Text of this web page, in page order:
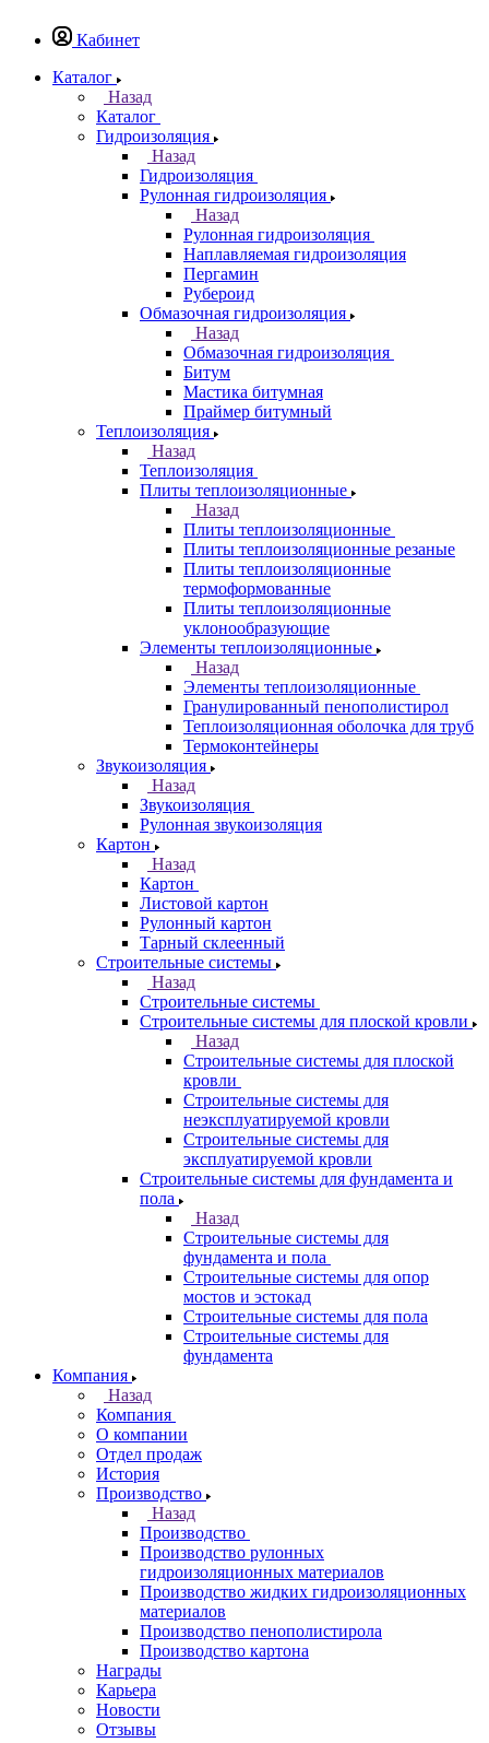
Кабинет
Каталог
Назад
Каталог
Гидроизоляция
Назад
Гидроизоляция
Рулонная гидроизоляция
Назад
Рулонная гидроизоляция
Наплавляемая гидроизоляция
Пергамин
Рубероид
Обмазочная гидроизоляция
Назад
Обмазочная гидроизоляция
Битум
Мастика битумная
Праймер битумный
Теплоизоляция
Назад
Теплоизоляция
Плиты теплоизоляционные
Назад
Плиты теплоизоляционные
Плиты теплоизоляционные резаные
Плиты теплоизоляционные
термоформованные
Плиты теплоизоляционные
уклонообразующие
Элементы теплоизоляционные
Назад
Элементы теплоизоляционные
Гранулированный пенополистирол
Теплоизоляционная оболочка для труб
Термоконтейнеры
Звукоизоляция
Назад
Звукоизоляция
Рулонная звукоизоляция
Картон
Назад
Картон
Листовой картон
Рулонный картон
Тарный склеенный
Строительные системы
Назад
Строительные системы
Строительные системы для плоской кровли
Назад
Строительные системы для плоской
кровли
Строительные системы для
неэксплуатируемой кровли
Строительные системы для
эксплуатируемой кровли
Строительные системы для фундамента и
пола
Назад
Строительные системы для
фундамента и пола
Строительные системы для опор
мостов и эстокад
Строительные системы для пола
Строительные системы для
фундамента
Компания
Назад
Компания
О компании
Отдел продаж
История
Производство
Назад
Производство
Производство рулонных
гидроизоляционных материалов
Производство жидких гидроизоляционных
материалов
Производство пенополистирола
Производство картона
Награды
Карьера
Новости
Отзывы